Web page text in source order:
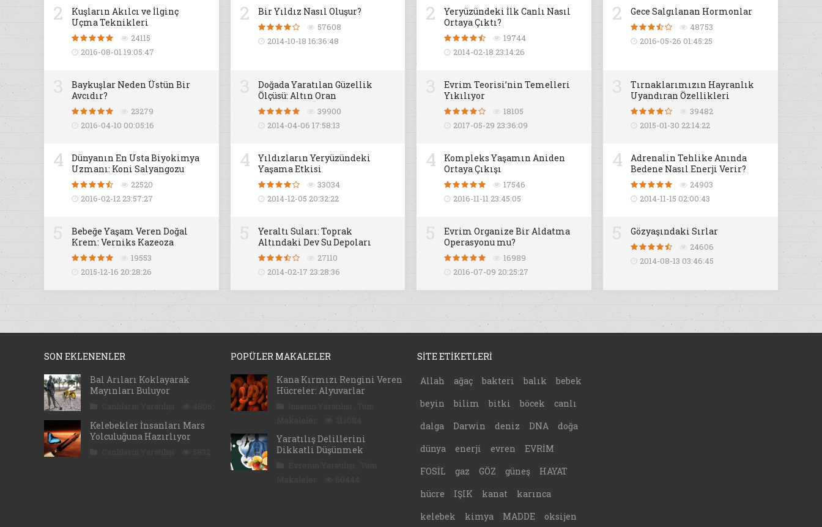
2
Kuşların Akılcı ve İlginç
Uçma Teknikleri
24115
2016-08-01 19:05:47
Baykuşlar Neden Üstün Bir
Avcıdır?
23279
2016-04-10 00:05:16
4
Dünyanın En Usta Biyokimya
Uzmanı: Koni Salyangozu
22520
2016-02-12 23:57:27
Bebeğe Yaşam Veren Doğal
Krem: Verniks Kazeoza
19553
2015-12-16 20:28:26
2 Bir Yıldız Nasıl Oluşur?
57608
2014-10-18 16:36:48
Doğada Yaratılan Güzellik
Ölçüsü: Altın Oran
39900
2014-04-06 17:58:13
4
Yıldızların Yeryüzündeki
Yaşama Etkisi
33034
2014-12-05 20:32:22
Yeraltı Suları: Toprak
Altındaki Dev Su Depoları
27110
2014-02-17 23:28:36
2
Yeryüzündeki İlk Canlı Nasıl
Ortaya Çıktı?
19744
2014-02-18 23:14:26
Evrim Teorisi’nin Temelleri
Yıkılıyor
18105
2017-05-29 23:36:09
4
Kompleks Yaşamın Aniden
Ortaya Çıkışı
17546
2016-11-11 23:45:05
Evrim Organize Bir Aldatma
Operasyonu mu?
16989
2016-07-09 20:25:27
2 Gece Salgılanan Hormonlar
48753
2016-05-26 01:45:25
Tırnaklarımızın Hayranlık
Uyandıran Özellikleri
39482
2015-01-30 22:14:22
4
Adrenalin Tehlike Anında
Bedene Nasıl Enerji Verir?
24903
2014-11-15 02:00:43
Gözyaşındaki Sırlar
24606
2014-08-13 03:46:45
SON EKLENENLER
Bal Arıları Koklayarak
Mayınları Buluyor
Kelebekler İnsanları Mars
Yolculuğuna Hazırlıyor
POPÜLER MAKALELER
Kana Kırmızı Rengini Veren
Hücreler: Alyuvarlar
Yaratılış Delillerini
Dikkatli Düşünmek
SİTE ETİKETLERİ
Allah ağaç bakteri balık
bebek
beyin
bilim bitki böcek
canlı
dalga
Darwin deniz DNA
doğa
dünya
enerji evren
EVRİM
FOSİL
gaz GÖZ güneş
HAYAT
hücre
IŞIK kanat
karınca
kelebek
kimya MADDE oksijen